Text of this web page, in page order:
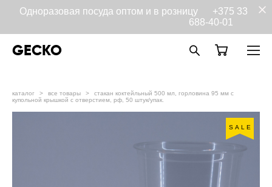
Одноразовая посуда оптом и в розницу +375 33
688-40-01
GECKO
каталог > все товары >
стакан коктейльный 500 мл, горловина 95 мм с
купольной крышкой с отверстием, рф, 50 штук/упак.
SALE